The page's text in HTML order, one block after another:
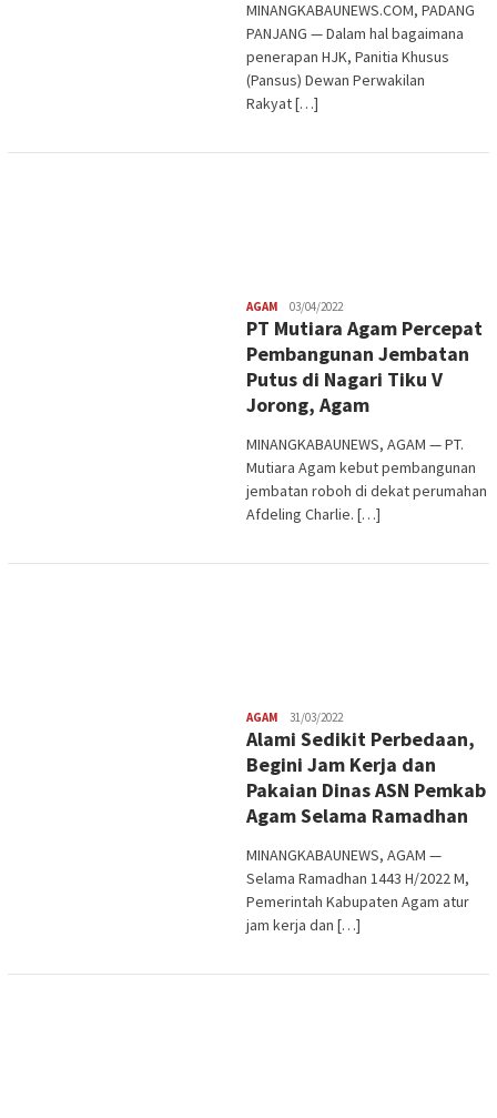
MINANGKABAUNEWS.COM, PADANG
PANJANG — Dalam hal bagaimana
penerapan HJK, Panitia Khusus
(Pansus) Dewan Perwakilan
Rakyat […]
AGAM Redaksi
03/04/2022
PT Mutiara Agam Percepat
Pembangunan Jembatan
Putus di Nagari Tiku V
Jorong, Agam
MINANGKABAUNEWS, AGAM — PT.
Mutiara Agam kebut pembangunan
jembatan roboh di dekat perumahan
Afdeling Charlie. […]
AGAM Redaksi
31/03/2022
Alami Sedikit Perbedaan,
Begini Jam Kerja dan
Pakaian Dinas ASN Pemkab
Agam Selama Ramadhan
MINANGKABAUNEWS, AGAM —
Selama Ramadhan 1443 H/2022 M,
Pemerintah Kabupaten Agam atur
jam kerja dan […]